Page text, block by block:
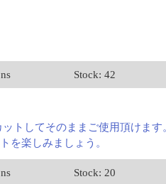
Stock: 42
トしてそのままご使用頂けます
を楽しみましょう。
Stock: 20